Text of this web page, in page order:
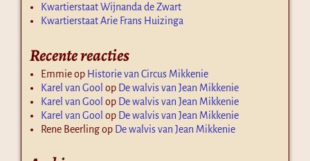
Kwartierstaat Wijnanda de Zwart
Kwartierstaat Arie Frans Huizinga
Recente reacties
Emmieop Historie van Circus Mikkenie
Karel van Gool op De walvis van Jean Mikkenie
Karel van Gool op De walvis van Jean Mikkenie
Karel van Gool op De walvis van Jean Mikkenie
Rene Beerlingop De walvis van Jean Mikkenie